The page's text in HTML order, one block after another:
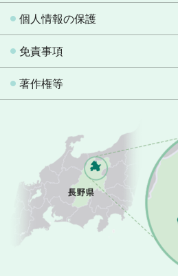
個人情報の保護
免責事項
著作権等